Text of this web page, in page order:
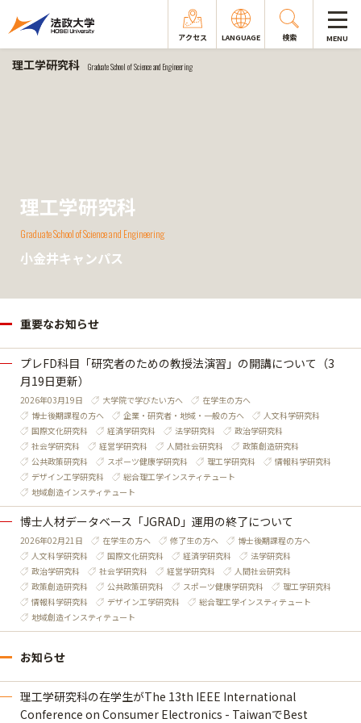
アクセス LANGUAGE 検索 MENU
理工学研究科 Graduate School of Science and Engineering
理工学研究科
Graduate School of Science and Engineering
小金井キャンパス
重要なお知らせ
プレFD科目「研究者のための教授法演習」の開講について（3
月19日更新）
2026年03月19日 大学院で学びたい方へ
在学生の方へ
博士後期課程の方へ
企業・研究者・地域・一般の方へ
人文科学研究科
国際文化研究科
経済学研究科 法学研究科
政治学研究科
社会学研究科
経営学研究科 人間社会研究科
政策創造研究科
公共政策研究科
スポーツ健康学研究科 理工学研究科
情報科学研究科
デザイン工学研究科
総合理工学インスティテュート
地域創造インスティテュート
博士人材データベース「JGRAD」運用の終了について
2026年02月21日 在学生の方へ 修了生の方へ
博士後期課程の方へ
人文科学研究科
国際文化研究科 経済学研究科
法学研究科
政治学研究科
社会学研究科 経営学研究科
人間社会研究科
政策創造研究科
公共政策研究科 スポーツ健康学研究科
理工学研究科
情報科学研究科
デザイン工学研究科
総合理工学インスティテュート
地域創造インスティテュート
お知らせ
理工学研究科の在学生がThe 13th IEEE International
Conference on Consumer Electronics - TaiwanでBest